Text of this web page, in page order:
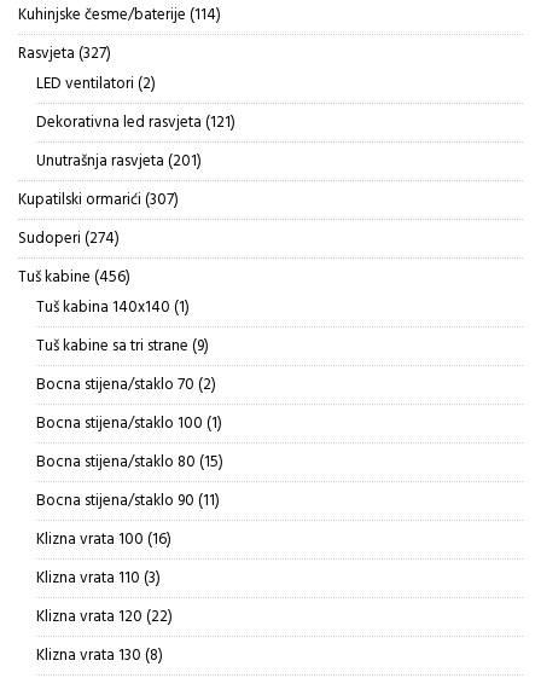
Kuhinjske česme/baterije 114114
proizvoda
Rasvjeta 327327
proizvoda
LED ventilatori 22
proizvoda
Dekorativna led rasvjeta 121121
proizvod
Unutrašnja rasvjeta 201201
proizvod
Kupatilski ormarići 307307
proizvoda
Sudoperi 274274
proizvoda
Tuš kabine 456456
proizvoda
Tuš kabina 140x140 11
proizvod
Tuš kabine sa tri strane 99
proizvoda
Bocna stijena/staklo 70 22
proizvoda
Bocna stijena/staklo 100 11
proizvod
Bocna stijena/staklo 80 1515
proizvoda
Bocna stijena/staklo 90 1111
proizvoda
Klizna vrata 100 1616
proizvoda
Klizna vrata 110 33
proizvoda
Klizna vrata 120 2222
proizvoda
Klizna vrata 130 88